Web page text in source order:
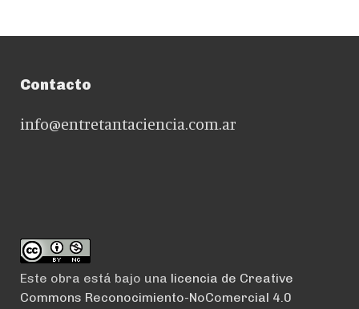
Contacto
info@entretantaciencia.com.ar
Este obra está bajo una licencia de Creative
Commons Reconocimiento-NoComercial 4.0